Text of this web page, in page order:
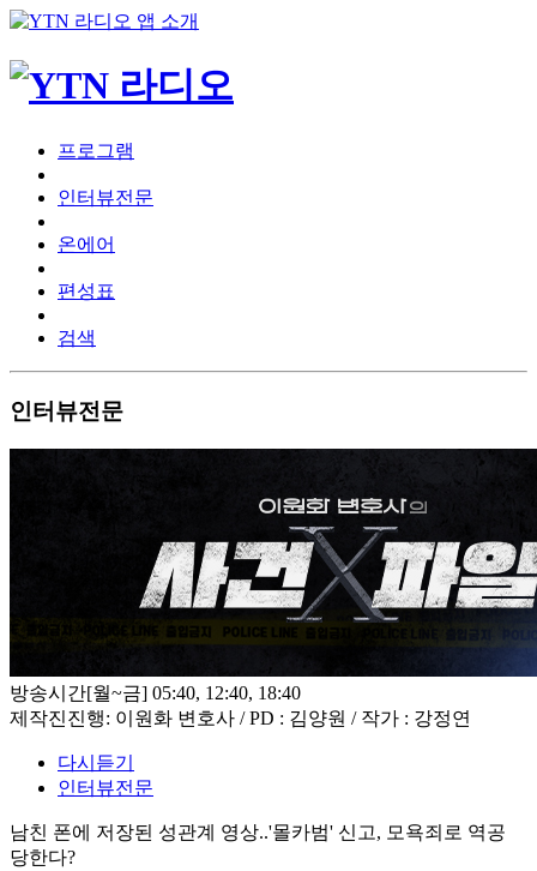
프로그램
인터뷰전문
온에어
편성표
검색
인터뷰전문
방송시간[월~금] 05:40, 12:40, 18:40
제작진진행: 이원화 변호사 / PD : 김양원 / 작가 : 강정연
다시듣기
인터뷰전문
남친 폰에 저장된 성관계 영상..'몰카범' 신고, 모욕죄로 역공
당한다?